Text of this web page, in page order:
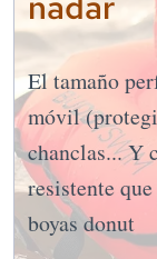
El tamaño
móvil
chanclas... Y
resistente
boyas donut